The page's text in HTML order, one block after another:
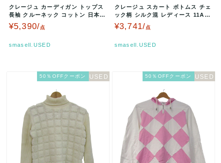
クレージュ カーディガン トップス
長袖 クルーネック コットン 日本製
レディース 38サイズ 水…
¥5,390/点
smasell.USED
クレージュ スカート ボトムス チェ
ック柄 シルク混 レディース 11AR
サイズ ホワイト cour…
¥3,741/点
smasell.USED
50％OFFクーポン 50％OFFクーポン